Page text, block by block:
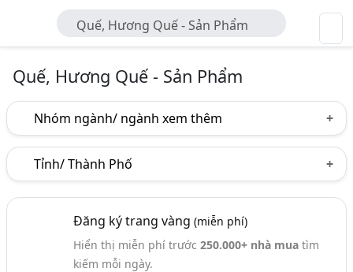
Quế, Hương Quế - Sản Phẩm
Quế, Hương Quế - Sản Phẩm
Nhóm ngành/ ngành xem thêm
Ngành nghề
Ngành xem thêm
Gia Vị - Chế Biến Và Kinh Doanh (432)
Tỉnh/ Thành Phố
Hưng Yên Hòa Bình
Quảng Ngãi
Yên Bái
Đăng ký trang vàng (miễn phí)
Hiển thị miễn phí trước 250.000+ nhà muatìm
kiếm mỗi ngày.